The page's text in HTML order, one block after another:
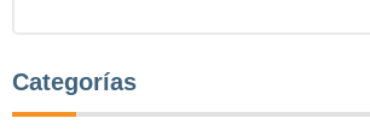
Categorías